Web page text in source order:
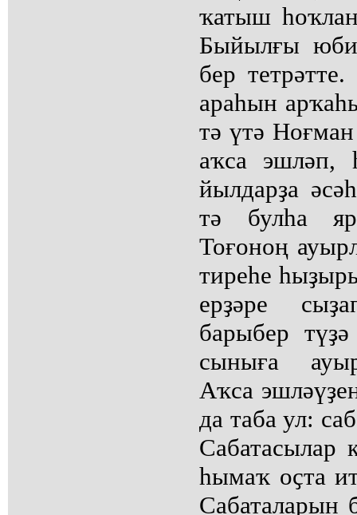
ҡатыш
Быйылғы
бер
араһын
тә үтә
аҡса эшләп,
йылдарҙа
тә булһа
Тоғоноң
тиреһе
ерҙәре
барыбер
сыныға
Аҡса
да таба ул:
Сабатасылар
һымаҡ оҫта
Сабаталарын